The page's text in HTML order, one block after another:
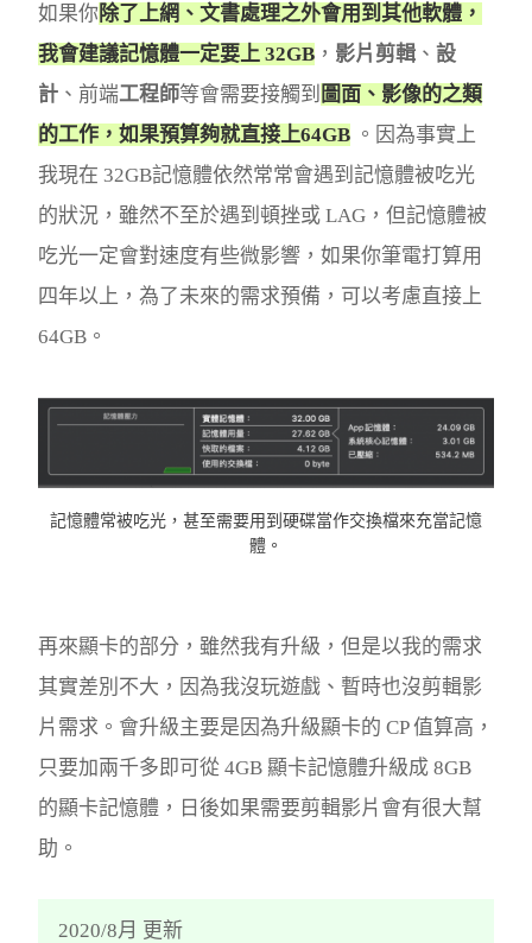
如果你除了上網、文書處理之外會用到其他軟體，
我會建議記憶體一定要上 32GB ， 影片剪輯 、 設
計 、前端工程師等會需要接觸到 圖面、影像的之類
的工作，如果預算夠就直接上64GB 。因為事實上
我現在 32GB記憶體依然常常會遇到記憶體被吃光
的狀況，雖然不至於遇到頓挫或 LAG，但記憶體被
吃光一定會對速度有些微影響，如果你筆電打算用
四年以上，為了未來的需求預備，可以考慮直接上
64GB。
記憶體常被吃光，甚至需要用到硬碟當作交換檔來充當記憶
體。
再來顯卡的部分，雖然我有升級，但是以我的需求
其實差別不大，因為我沒玩遊戲、暫時也沒剪輯影
片需求。會升級主要是因為升級顯卡的 CP 值算高，
只要加兩千多即可從 4GB 顯卡記憶體升級成 8GB
的顯卡記憶體，日後如果需要剪輯影片會有很大幫
助。
2020/8月 更新